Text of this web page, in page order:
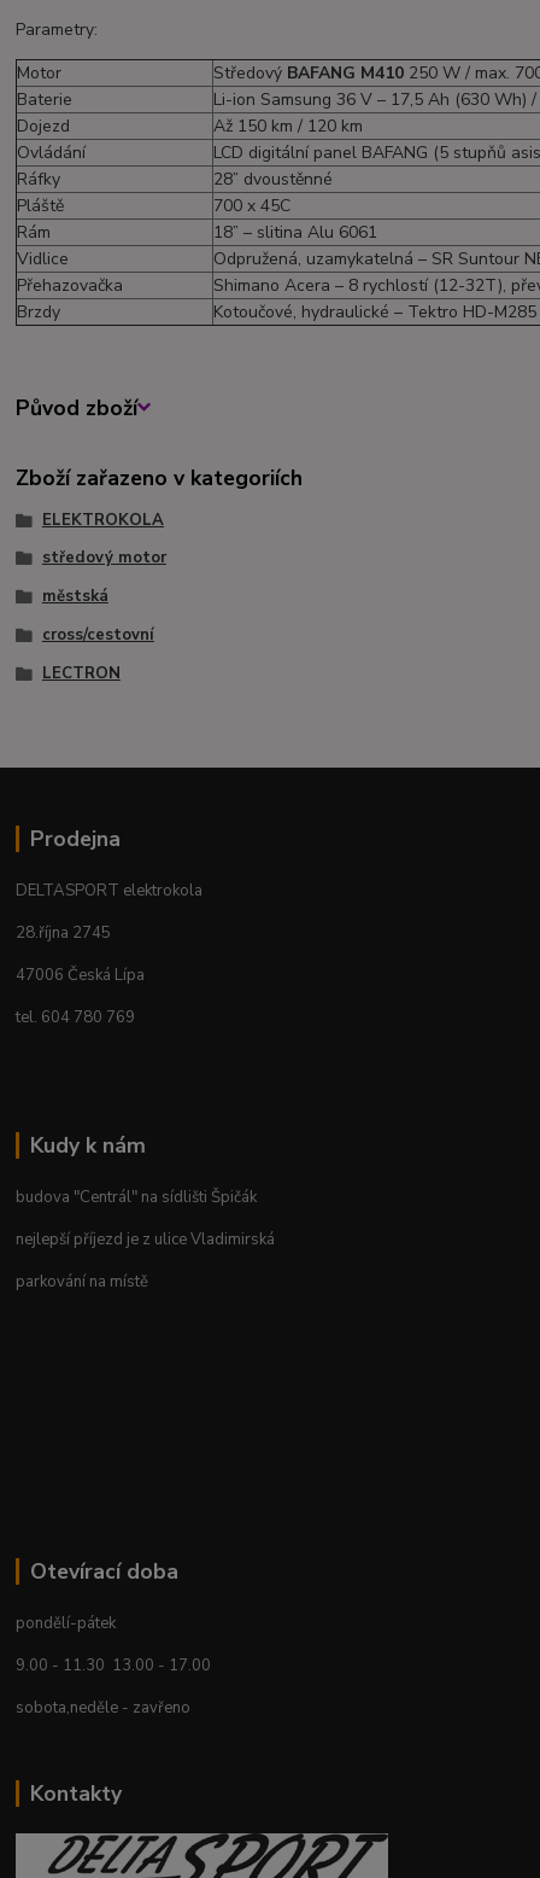
Parametry:
Motor
Středový BAFANG M410 250 W / max.
Baterie
Li-ion Samsung 36 V – 17,5 Ah (630 Wh)
Dojezd
Až 150 km / 120 km
Ovládání
LCD digitální panel BAFANG (5 stupňů
Ráfky
28” dvoustěnné
Pláště
700 x 45C
Rám
18” – slitina Alu 6061
Vidlice
Odpružená, uzamykatelná – SR Suntour
Přehazovačka
Shimano Acera – 8 rychlostí (12-32T),
Brzdy
Kotoučové, hydraulické – Tektro HD-M285
Původ zboží
Zboží zařazeno v kategoriích
ELEKTROKOLA
středový motor
městská
cross/cestovní
LECTRON
Prodejna
DELTASPORT elektrokola
28.října 2745
47006 Česká Lípa
tel. 604 780 769
Kudy k nám
budova "Centrál" na sídlišti Špičák
nejlepší příjezd je z ulice Vladimirská
parkování na místě
Otevírací doba
pondělí-pátek
9.00 - 11.30 13.00 - 17.00
sobota,neděle - zavřeno
Kontakty